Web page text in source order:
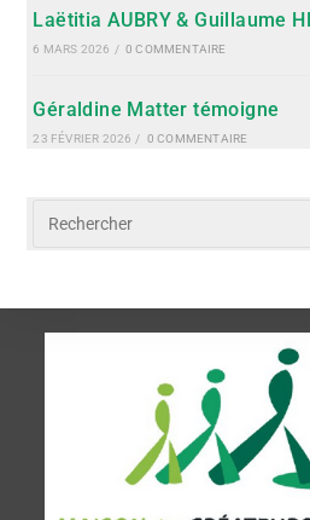
Laëtitia AUBRY & Guillaume
6 MARS 2026 / 0 COMMENTAIRE
Géraldine Matter témoigne
23 FÉVRIER 2026 / 0 COMMENTAIRE